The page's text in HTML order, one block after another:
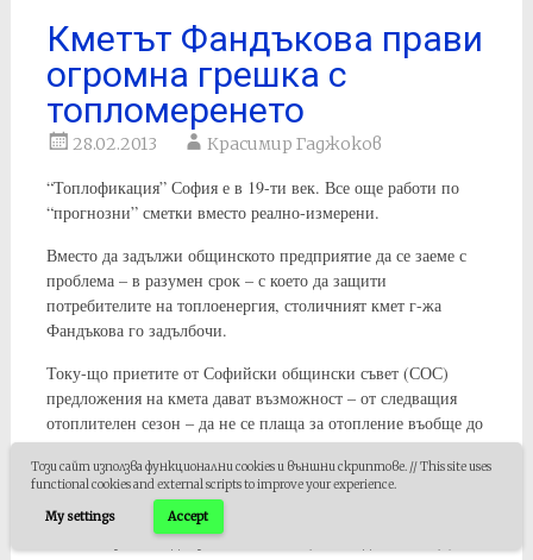
Този сайт използва функционални cookies и външни скриптове. // This site uses
functional cookies and external scripts to improve your experience.
My settings Accept
Кметът Фандъкова прави
огромна грешка с
топломеренето
28.02.2013 Красимир Гаджоков
“Топлофикация” София е в 19-ти век. Все още работи по
“прогнозни” сметки вместо реално-измерени.
Вместо да задължи общинското предприятие да се заеме с
проблема – в разумен срок – с което да защити
потребителите на топлоенергия, столичният кмет г-жа
Фандъкова го задълбочи.
Току-що приетите от Софийски общински съвет (СОС)
предложения на кмета дават възможност – от следващия
отоплителен сезон – да не се плаща за отопление въобще до
получаването на така наречените “изравнителни” сметки.
Премахването на лихвите върху “прогнозните” сметки е
положително и правилно решение (друг е въпросът колко
голяма глупост е допускането въобще на подобно нещо).